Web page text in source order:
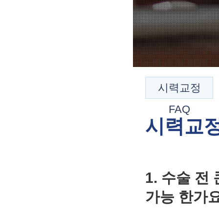
시력교정
FAQ
시력교
1. 수술 전
가능 한가